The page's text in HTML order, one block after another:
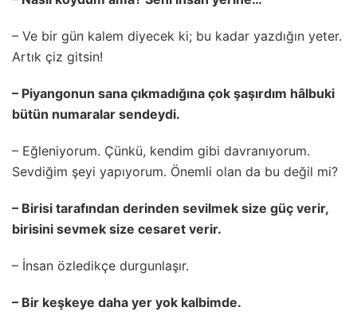
– Ve bir gün kalem diyecek ki; bu kadar yazdığın yeter.
Artık çiz gitsin!
– Piyangonun sana çıkmadığına çok şaşırdım hâlbuki
bütün numaralar sendeydi.
– Eğleniyorum. Çünkü, kendim gibi davranıyorum.
Sevdiğim şeyi yapıyorum. Önemli olan da bu değil mi?
– Birisi tarafından derinden sevilmek size güç verir,
birisini sevmek size cesaret verir.
– İnsan özledikçe durgunlaşır.
– Bir keşkeye daha yer yok kalbimde.